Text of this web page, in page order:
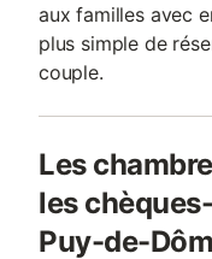
aux familles avec
plus simple de
couple.
Les
les
Puy-de-